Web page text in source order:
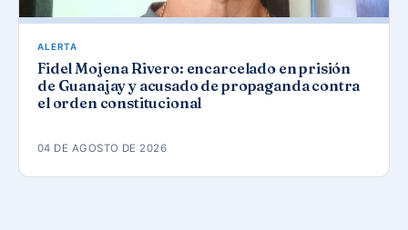
ALERTA
Fidel Mojena Rivero: encarcelado en prisión
de Guanajay y acusado de propaganda contra
el orden constitucional
04 DE AGOSTO DE 2026